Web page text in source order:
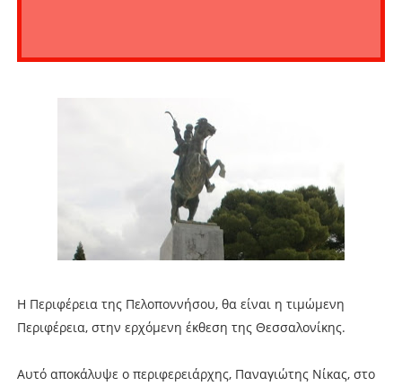
Η Περιφέρεια της Πελοποννήσου, θα είναι η τιμώμενη
Περιφέρεια, στην ερχόμενη έκθεση της Θεσσαλονίκης.
Αυτό αποκάλυψε ο περιφερειάρχης, Παναγιώτης Νίκας, στο